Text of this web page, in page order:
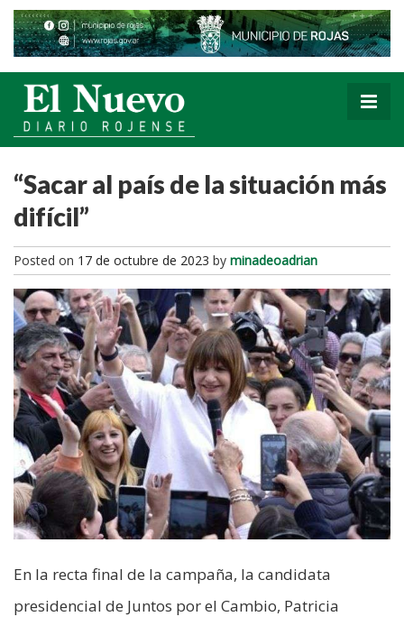
“Sacar al país de la situación más
difícil”
Posted on 17 de octubre de 2023 by minadeoadrian
En la recta final de la campaña, la candidata
presidencial de Juntos por el Cambio, Patricia